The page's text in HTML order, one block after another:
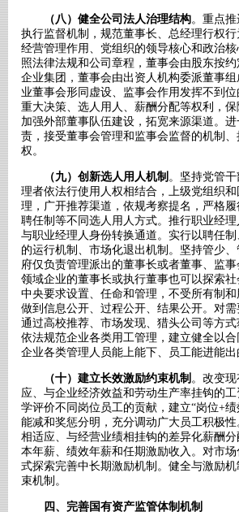
（八）健全公司法人治理结构。重点
执行监督机制，规范董事长、总经理行权
经营管理作用、党组织的领导核心和政治
照法律法规和公司章程，董事会由股东按
企业集团，董事会由出资人机构委派董事
业董事会形同虚设、监事会作用发挥不到
重大决策、选人用人、薪酬分配等权利，
加强外部董事队伍建设，拓宽来源渠道。
责，接受董事会管理和监事会监督的机制
权。
（九）创新选人用人机制 。坚持党管
理者依法行使用人权相结合，上级党组织
理，广开推荐渠道，依规考察提名，严格
聘任制等不同选人用人方式。推行职业经
与职业经理人身份转换通道。实行以聘任
的运行机制、市场化退出机制。坚持管少
府仅负责管理派出的董事长或者董事、监
领域企业的董事长或执行董事也可以探索
中央要求设置、任命和管理，不受所有制
做到信息公开、过程公开、结果公开。对
通过高校推荐、市场发现、猎头公司等方
依法规范企业各类用工管理，建立健全以
企业各类管理人员能上能下、员工能进能出
（十）建立长效激励约束机制 。改变
应、与企业经济效益和劳动生产率挂钩的
学评价不同岗位员工的贡献，建立“岗位+
能减和奖惩分明，充分调动广大员工积极
相适应、与经营业绩相挂钩的差异化薪酬
本年薪、绩效年薪和任期激励收入。对市
式探索完善中长期激励机制。健全与激励
束机制。
四、完善国有资产监管体制机制